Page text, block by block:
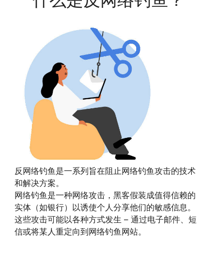
反网络钓鱼是一系列旨在阻止网络钓鱼攻击的技术
和解决方案。
网络钓鱼是一种网络攻击，黑客假装成值得信赖的
实体（如银行）以诱使个人分享他们的敏感信息。
这些攻击可能以各种方式发生 – 通过电子邮件、短
信或将某人重定向到网络钓鱼网站。